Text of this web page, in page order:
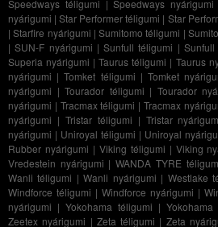
Speedways téligumi |Speedways nyárigumi
nyárigumi |Star Performer téligumi | Star
|Starfire nyárigumi |Sumitomo téligumi |
|SUN-F nyárigumi | Sunfull téligumi | Sunfull
Superia nyárigumi |Taurus téligumi | Taurus
nyárigumi |Tomket téligumi | Tomket
nyárigumi |Tourador téligumi | Tourador
nyárigumi | Tracmax téligumi |Tracmax
nyárigumi | Tristar téligumi | Tristar
nyárigumi | Uniroyal téligumi | Uniroyal
Rubber nyárigumi | Viking téligumi | Viking
Vredestein nyárigumi |WANDA TYRE
Wanli téligumi |Wanli nyárigumi | Westlake
Windforce téligumi | Windforce nyárigumi |
nyárigumi | Yokohama téligumi | Yokohama
Zeetex nyárigumi | Zeta téligumi | Zeta